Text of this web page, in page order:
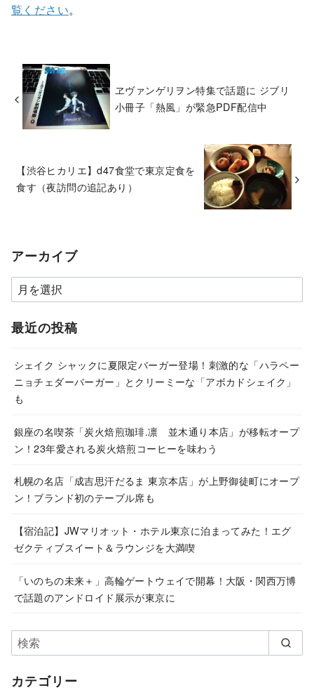
覧ください。
ヱヴァンゲリヲン特集で話題に ジブリ
小冊子「熱風」が緊急PDF配信中
【渋谷ヒカリエ】d47食堂で東京定食を
食す（夜訪問の追記あり）
アーカイブ
ア
ー
カ
ブ
最近の投稿
シェイク シャックに夏限定バーガー登場！刺激的な「ハラペー
ニョチェダーバーガー」とクリーミーな「アボカドシェイク」
も
銀座の名喫茶「炭火焙煎珈琲.凛 並木通り本店」が移転オープ
ン！23年愛される炭火焙煎コーヒーを味わう
札幌の名店「成吉思汗だるま 東京本店」が上野御徒町にオープ
ン！ブランド初のテーブル席も
【宿泊記】JWマリオット・ホテル東京に泊まってみた！エグ
ゼクティブスイート＆ラウンジを大満喫
「いのちの未来＋」高輪ゲートウェイで開幕！大阪・関西万博
で話題のアンドロイド展示が東京に
カテゴリー